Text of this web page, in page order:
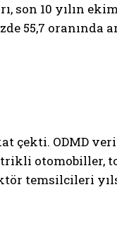
son 10 yılın
55,7
çekti. ODMD
otomobiller,
temsilcileri